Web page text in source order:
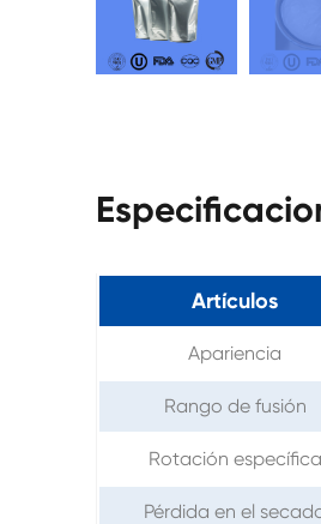
Artículos
Apariencia
Rango de fusión
Rotación específica
Pérdida en el